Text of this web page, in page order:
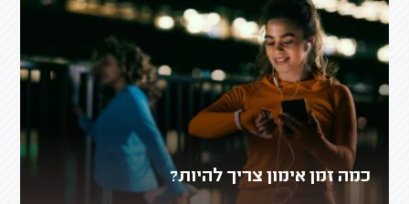
כמה זמן אימון צריך להיות?